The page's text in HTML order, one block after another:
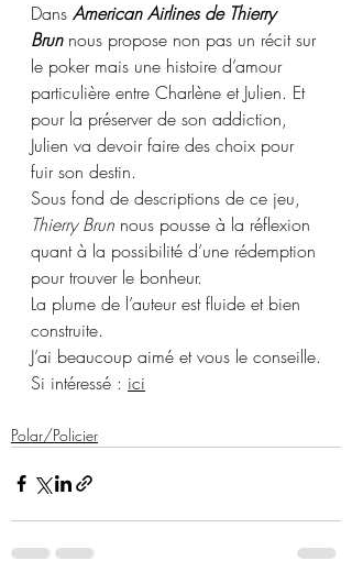
Dans American Airlines de Thierry
Brun nous propose non pas un récit sur
le poker mais une histoire d’amour
particulière entre Charlène et Julien. Et
pour la préserver de son addiction,
Julien va devoir faire des choix pour
fuir son destin.
Sous fond de descriptions de ce jeu,
Thierry Brun nous pousse à la réflexion
quant à la possibilité d’une rédemption
pour trouver le bonheur.
La plume de l’auteur est fluide et bien
construite.
J’ai beaucoup aimé et vous le conseille.
Si intéressé : ici
Polar/Policier